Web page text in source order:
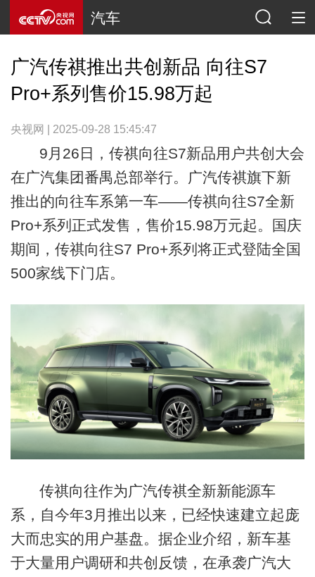
汽车
广汽传祺推出共创新品 向往S7
Pro+系列售价15.98万起
央视网 | 2025-09-28 15:45:47
9月26日，传祺向往S7新品用户共创大会
在广汽集团番禺总部举行。广汽传祺旗下新
推出的向往车系第一车——传祺向往S7全新
Pro+系列正式发售，售价15.98万元起。国庆
期间，传祺向往S7 Pro+系列将正式登陆全国
500家线下门店。
传祺向往作为广汽传祺全新新能源车
系，自今年3月推出以来，已经快速建立起庞
大而忠实的用户基盘。据企业介绍，新车基
于大量用户调研和共创反馈，在承袭广汽大